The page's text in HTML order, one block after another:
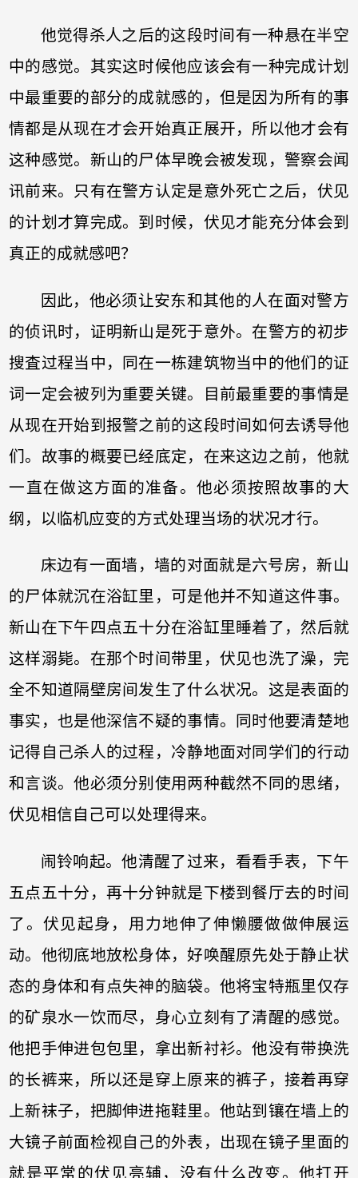
他觉得杀人之后的这段时间有一种悬在半空
中的感觉。其实这时候他应该会有一种完成计划
中最重要的部分的成就感的，但是因为所有的事
情都是从现在才会开始真正展开，所以他才会有
这种感觉。新山的尸体早晚会被发现，警察会闻
讯前来。只有在警方认定是意外死亡之后，伏见
的计划才算完成。到时候，伏见才能充分体会到
真正的成就感吧？
因此，他必须让安东和其他的人在面对警方
的侦讯时，证明新山是死于意外。在警方的初步
搜査过程当中，同在一栋建筑物当中的他们的证
词一定会被列为重要关键。目前最重要的事情是
从现在开始到报警之前的这段时间如何去诱导他
们。故事的概要已经底定，在来这边之前，他就
一直在做这方面的准备。他必须按照故事的大
纲，以临机应变的方式处理当场的状况才行。
床边有一面墙，墙的对面就是六号房，新山
的尸体就沉在浴缸里，可是他并不知道这件事。
新山在下午四点五十分在浴缸里睡着了，然后就
这样溺毙。在那个时间带里，伏见也洗了澡，完
全不知道隔壁房间发生了什么状况。这是表面的
事实，也是他深信不疑的事情。同时他要清楚地
记得自己杀人的过程，冷静地面对同学们的行动
和言谈。他必须分别使用两种截然不同的思绪，
伏见相信自己可以处理得来。
闹铃响起。他清醒了过来，看看手表，下午
五点五十分，再十分钟就是下楼到餐厅去的时间
了。伏见起身，用力地伸了伸懒腰做做伸展运
动。他彻底地放松身体，好唤醒原先处于静止状
态的身体和有点失神的脑袋。他将宝特瓶里仅存
的矿泉水一饮而尽，身心立刻有了清醒的感觉。
他把手伸进包包里，拿出新衬衫。他没有带换洗
的长裤来，所以还是穿上原来的裤子，接着再穿
上新袜子，把脚伸进拖鞋里。他站到镶在墙上的
大镜子前面检视自己的外表，出现在镜子里面的
就是平常的伏见亮辅，没有什么改变。他打开